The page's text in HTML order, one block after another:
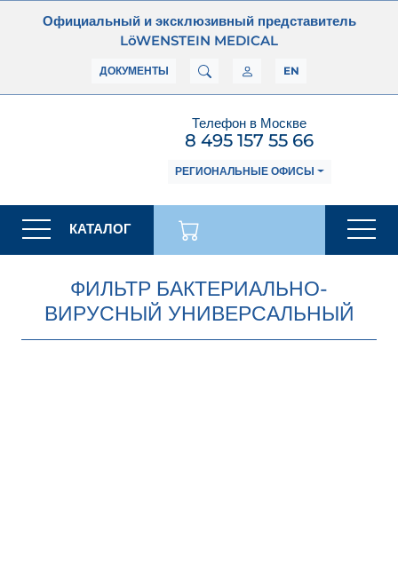
Официальный и эксклюзивный представитель
LöWENSTEIN MEDICAL
ДОКУМЕНТЫ EN
Телефон в Москве
8 495 157 55 66
РЕГИОНАЛЬНЫЕ ОФИСЫ
КАТАЛОГ
ФИЛЬТР БАКТЕРИАЛЬНО-
ВИРУСНЫЙ УНИВЕРСАЛЬНЫЙ